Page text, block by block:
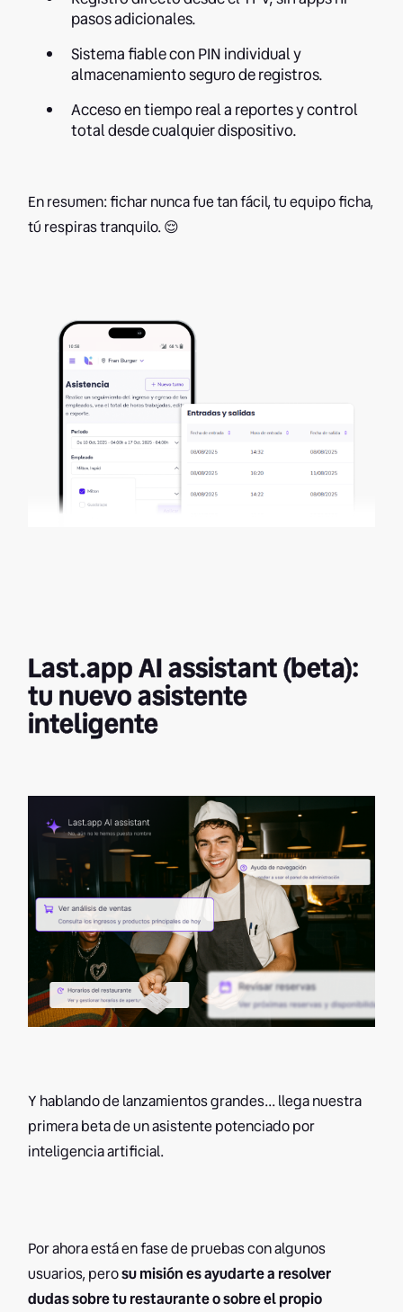
pasos adicionales.
Sistema fiable con PIN individual y
almacenamiento seguro de registros.
Acceso en tiempo real a reportes y control
total desde cualquier dispositivo.
En resumen: fichar nunca fue tan fácil, tu equipo ficha,
tú respiras tranquilo. 😌
Last.app AI assistant (beta):
tu nuevo asistente
inteligente
Y hablando de lanzamientos grandes... llega nuestra
primera beta de un asistente potenciado por
inteligencia artificial.
Por ahora está en fase de pruebas con algunos
usuarios, perosu misión es ayudarte a resolver
dudas sobre tu restaurante o sobre el propio